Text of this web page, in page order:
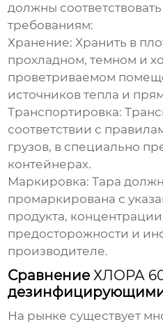
должны
требованиям:
Хранение: Хранить в
прохладном, темном и
проветриваемом
источников тепла и
Транспортировка:
соответствии с
грузов, в специально
контейнерах.
Маркировка: Тара
промаркирована с
продукта,
предосторожности и
производителе.
СравнениеХЛОРА
дезинфицирующими
На рынке существует